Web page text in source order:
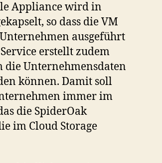
Appliance wird in
so dass die VM
ausgeführt
erstellt zudem
die Unternehmensdaten
können. Damit soll
immer im
die SpiderOak
im Cloud Storage